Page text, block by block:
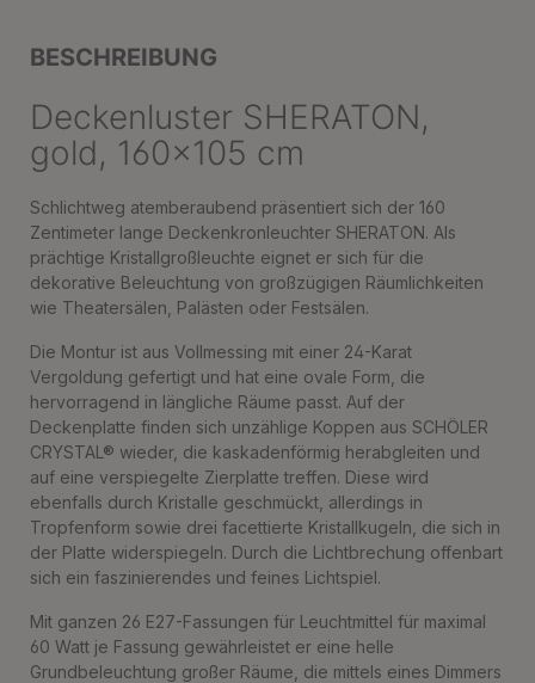
BESCHREIBUNG
Deckenluster SHERATON,
gold, 160x105 cm
Schlichtweg atemberaubend präsentiert sich der 160
Zentimeter lange Deckenkronleuchter SHERATON. Als
prächtige Kristallgroßleuchte eignet er sich für die
dekorative Beleuchtung von großzügigen Räumlichkeiten
wie Theatersälen, Palästen oder Festsälen.
Die Montur ist aus Vollmessing mit einer 24-Karat
Vergoldung gefertigt und hat eine ovale Form, die
hervorragend in längliche Räume passt. Auf der
Deckenplatte finden sich unzählige Koppen aus SCHÖLER
CRYSTAL® wieder, die kaskadenförmig herabgleiten und
auf eine verspiegelte Zierplatte treffen. Diese wird
ebenfalls durch Kristalle geschmückt, allerdings in
Tropfenform sowie drei facettierte Kristallkugeln, die sich in
der Platte widerspiegeln. Durch die Lichtbrechung offenbart
sich ein faszinierendes und feines Lichtspiel.
Mit ganzen 26 E27-Fassungen für Leuchtmittel für maximal
60 Watt je Fassung gewährleistet er eine helle
Grundbeleuchtung großer Räume, die mittels eines Dimmers